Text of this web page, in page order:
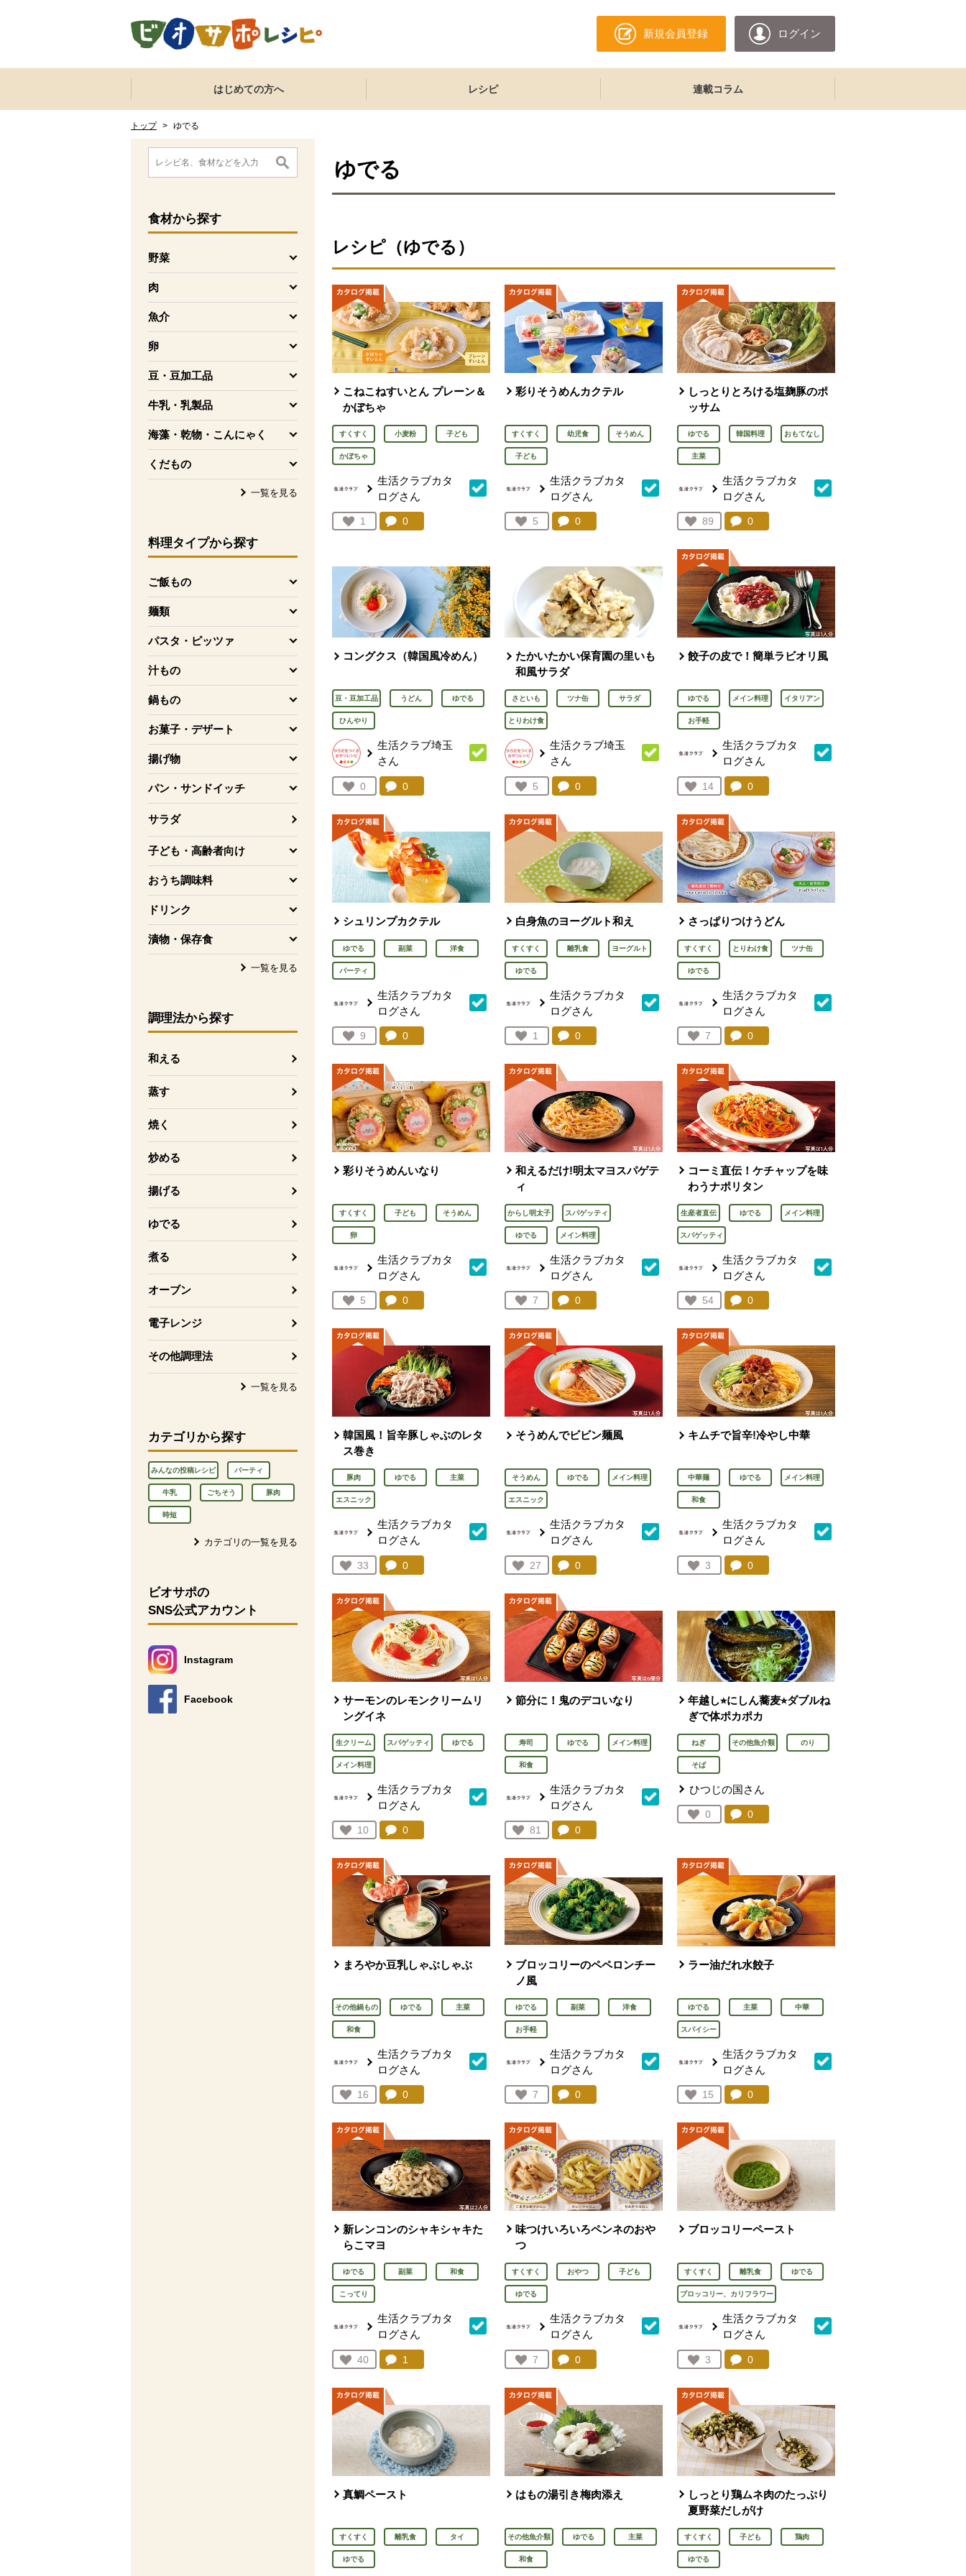
新規会員登録 ログイン
ここからサイト内共通メニューです。
サイト内共通メニューをスキップする
はじめての方へ レシピ 連載コラム
トップ > ゆでる
ここから消費材検索メニューです。
食材から探す
野菜
を開く
肉
を開く
魚介
を開く
卵
を開く
豆・豆加工品
を開く
牛乳・乳製品
を開く
海藻・乾物・こんにゃく
を開く
くだもの
を開く
一覧を見る
料理タイプから探す
ご飯もの
を開く
麺類
を開く
パスタ・ピッツァ
を開く
汁もの
を開く
鍋もの
を開く
お菓子・デザート
を開く
揚げ物
を開く
パン・サンドイッチ
を開く
サラダ
子ども・高齢者向け
を開く
おうち調味料
を開く
ドリンク
を開く
漬物・保存食
を開く
一覧を見る
調理法から探す
和える
蒸す
焼く
炒める
揚げる
ゆでる
煮る
オーブン
電子レンジ
その他調理法
一覧を見る
カテゴリから探す
みんなの投稿レシピ パーティ
牛乳 ごちそう 豚肉
時短
カテゴリの一覧を見る
消費材検索メニューここまで。
ここから本文です。
ビオサポの
SNS公式アカウント
Instagram
別のウィンドウで開きます。
Facebook
別のウィンドウで開きます。
ゆでる
レシピ（ゆでる）
こねこねすいとん プレーン＆
かぼちゃ
すくすく 小麦粉 子ども
かぼちゃ
生活クラブカタ
ログさん
お気に入り登録：
1
人が登録
コメント：
0
彩りそうめんカクテル
すくすく 幼児食 そうめん
子ども
生活クラブカタ
ログさん
お気に入り登録：
5
人が登録
コメント：
0件。コメントを見る。
しっとりとろける塩麹豚のポ
ッサム
ゆでる 韓国料理 おもてなし
主菜
生活クラブカタ
ログさん
お気に入り登録：
89
人が登録
コメント：
0件。コメントを見る。
コングクス（韓国風冷めん）
豆・豆加工品 うどん ゆでる
ひんやり
生活クラブ埼玉
さん
お気に入り登録：
0
人が登録
コメント：
0
たかいたかい保育園の里いも
和風サラダ
さといも ツナ缶 サラダ
とりわけ食
生活クラブ埼玉
さん
お気に入り登録：
5
人が登録
コメント：
0件。コメントを見る。
餃子の皮で！簡単ラビオリ風
ゆでる メイン料理 イタリアン
お手軽
生活クラブカタ
ログさん
お気に入り登録：
14
人が登録
コメント：
0件。コメントを見る。
シュリンプカクテル
ゆでる 副菜 洋食
パーティ
生活クラブカタ
ログさん
お気に入り登録：
9
人が登録
コメント：
0
白身魚のヨーグルト和え
すくすく 離乳食 ヨーグルト
ゆでる
生活クラブカタ
ログさん
お気に入り登録：
1
人が登録
コメント：
0件。コメントを見る。
さっぱりつけうどん
すくすく とりわけ食 ツナ缶
ゆでる
生活クラブカタ
ログさん
お気に入り登録：
7
人が登録
コメント：
0件。コメントを見る。
彩りそうめんいなり
すくすく 子ども そうめん
卵
生活クラブカタ
ログさん
お気に入り登録：
5
人が登録
コメント：
0
和えるだけ!明太マヨスパゲテ
ィ
からし明太子 スパゲッティ
ゆでる メイン料理
生活クラブカタ
ログさん
お気に入り登録：
7
人が登録
コメント：
0件。コメントを見る。
コーミ直伝！ケチャップを味
わうナポリタン
生産者直伝 ゆでる メイン料理
スパゲッティ
生活クラブカタ
ログさん
お気に入り登録：
54
人が登録
コメント：
0件。コメントを見る。
韓国風！旨辛豚しゃぶのレタ
ス巻き
豚肉 ゆでる 主菜
エスニック
生活クラブカタ
ログさん
お気に入り登録：
33
人が登録
コメント：
0
そうめんでビビン麺風
そうめん ゆでる メイン料理
エスニック
生活クラブカタ
ログさん
お気に入り登録：
27
人が登録
コメント：
0件。コメントを見る。
キムチで旨辛!冷やし中華
中華麺 ゆでる メイン料理
和食
生活クラブカタ
ログさん
お気に入り登録：
3
人が登録
コメント：
0件。コメントを見る。
サーモンのレモンクリームリ
ングイネ
生クリーム スパゲッティ ゆでる
メイン料理
生活クラブカタ
ログさん
お気に入り登録：
10
人が登録
コメント：
0
節分に！鬼のデコいなり
寿司 ゆでる メイン料理
和食
生活クラブカタ
ログさん
お気に入り登録：
81
人が登録
コメント：
0件。コメントを見る。
年越し⭐︎にしん蕎麦⭐︎ダブルね
ぎで体ポカポカ
ねぎ その他魚介類 のり
そば
ひつじの国さん
お気に入り登録：
0
人が登録
コメント：
0件。コメントを見る。
まろやか豆乳しゃぶしゃぶ
その他鍋もの ゆでる 主菜
和食
生活クラブカタ
ログさん
お気に入り登録：
16
人が登録
コメント：
0
ブロッコリーのペペロンチー
ノ風
ゆでる 副菜 洋食
お手軽
生活クラブカタ
ログさん
お気に入り登録：
7
人が登録
コメント：
0件。コメントを見る。
ラー油だれ水餃子
ゆでる 主菜 中華
スパイシー
生活クラブカタ
ログさん
お気に入り登録：
15
人が登録
コメント：
0件。コメントを見る。
新レンコンのシャキシャキた
らこマヨ
ゆでる 副菜 和食
こってり
生活クラブカタ
ログさん
お気に入り登録：
40
人が登録
コメント：
1
味つけいろいろペンネのおや
つ
すくすく おやつ 子ども
ゆでる
生活クラブカタ
ログさん
お気に入り登録：
7
人が登録
コメント：
0件。コメントを見る。
ブロッコリーペースト
すくすく 離乳食 ゆでる
ブロッコリー、カリフラワー
生活クラブカタ
ログさん
お気に入り登録：
3
人が登録
コメント：
0件。コメントを見る。
真鯛ペースト
すくすく 離乳食 タイ
ゆでる
はもの湯引き梅肉添え
その他魚介類 ゆでる 主菜
和食
しっとり鶏ムネ肉のたっぷり
夏野菜だしがけ
すくすく 子ども 鶏肉
ゆでる